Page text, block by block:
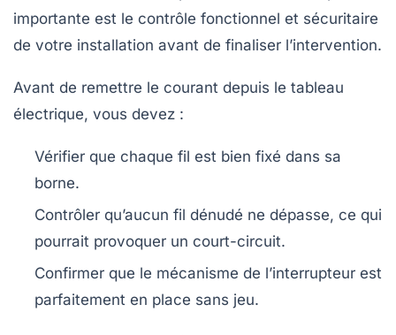
importante est le contrôle fonctionnel et sécuritaire
de votre installation avant de finaliser l’intervention.
Avant de remettre le courant depuis le tableau
électrique, vous devez :
Vérifier que chaque fil est bien fixé dans sa
borne.
Contrôler qu’aucun fil dénudé ne dépasse, ce qui
pourrait provoquer un court-circuit.
Confirmer que le mécanisme de l’interrupteur est
parfaitement en place sans jeu.